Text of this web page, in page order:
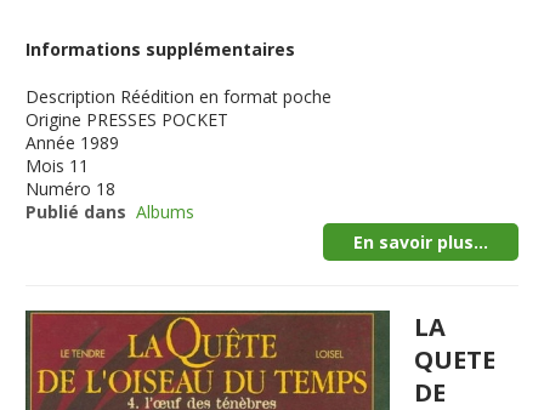
Informations supplémentaires
Description Réédition en format poche
Origine PRESSES POCKET
Année 1989
Mois 11
Numéro 18
Publié dans Albums
En savoir plus...
LA
QUETE
DE